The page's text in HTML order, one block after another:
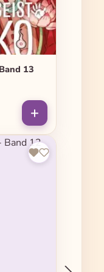
13